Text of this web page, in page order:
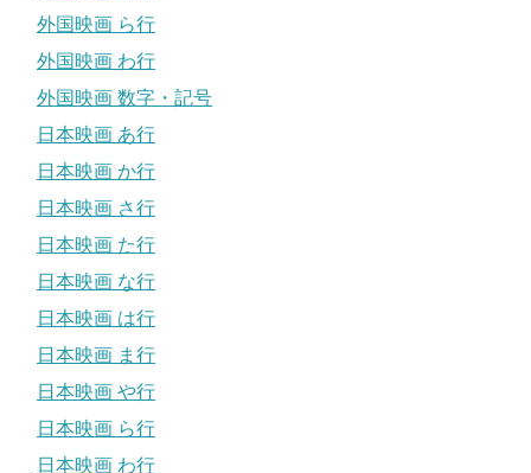
外国映画 ら行
外国映画 わ行
外国映画 数字・記号
日本映画 あ行
日本映画 か行
日本映画 さ行
日本映画 た行
日本映画 な行
日本映画 は行
日本映画 ま行
日本映画 や行
日本映画 ら行
日本映画 わ行